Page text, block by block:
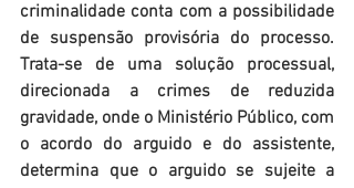
criminalidade conta com a possibilidade
de suspensão provisória do processo.
Trata-se de uma solução processual,
direcionada a crimes de reduzida
gravidade, onde o Ministério Público, com
o acordo do arguido e do assistente,
determina que o arguido se sujeite a